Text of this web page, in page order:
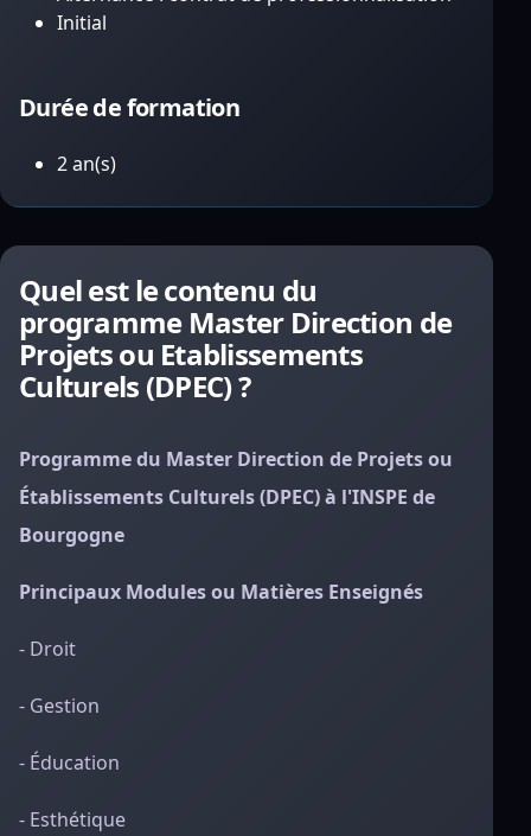
Initial
Durée de formation
2 an(s)
Quel est le contenu du
programme Master Direction de
Projets ou Etablissements
Culturels (DPEC) ?
Programme du Master Direction de Projets ou
Établissements Culturels (DPEC) à l'INSPE de
Bourgogne
Principaux Modules ou Matières Enseignés
- Droit
- Gestion
- Éducation
- Esthétique